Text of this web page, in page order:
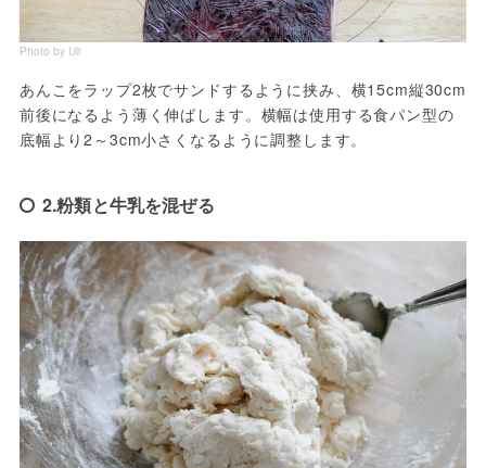
Photo by Uli
あんこをラップ2枚でサンドするように挟み、横15cm縦30cm
前後になるよう薄く伸ばします。横幅は使用する食パン型の
底幅より2～3cm小さくなるように調整します。
2.粉類と牛乳を混ぜる